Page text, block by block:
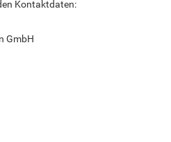
Kontaktdaten:
GmbH